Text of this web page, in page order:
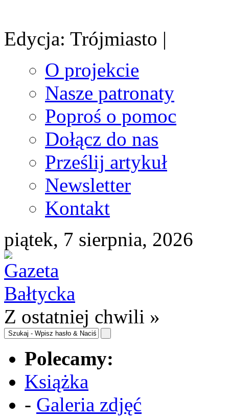
Edycja: Trójmiasto |
O projekcie
Nasze patronaty
Poproś o pomoc
Dołącz do nas
Prześlij artykuł
Newsletter
Kontakt
piątek, 7 sierpnia, 2026
Z ostatniej chwili »
Polecamy:
Książka
- Galeria zdjęć